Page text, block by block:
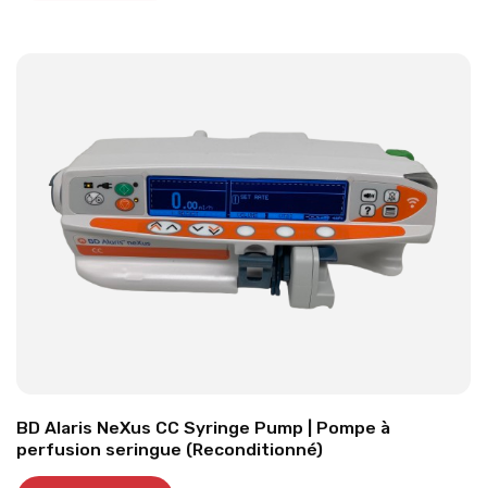
BD Alaris NeXus CC Syringe Pump | Pompe à
perfusion seringue (Reconditionné)